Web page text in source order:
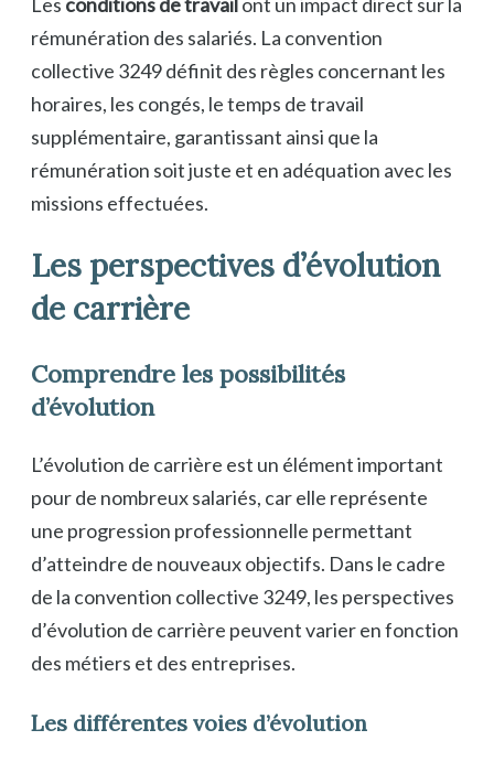
rémunération des salariés. La convention
collective 3249 définit des règles concernant les
horaires, les congés, le temps de travail
supplémentaire, garantissant ainsi que la
rémunération soit juste et en adéquation avec les
missions effectuées.
Les perspectives d’évolution
de carrière
Comprendre les possibilités
d’évolution
L’évolution de carrière est un élément important
pour de nombreux salariés, car elle représente
une progression professionnelle permettant
d’atteindre de nouveaux objectifs. Dans le cadre
de la convention collective 3249, les perspectives
d’évolution de carrière peuvent varier en fonction
des métiers et des entreprises.
Les différentes voies d’évolution